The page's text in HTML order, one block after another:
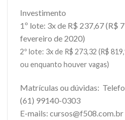
Investimento
1º lote: 3x de R$ 237,67 (R$
fevereiro de 2020)
2º lote: 3x de R$ 273,32 (R$
ou enquanto houver vagas)
Matrículas ou dúvidas:
(61) 99140-0303
E-mails: cursos@f508.com.br